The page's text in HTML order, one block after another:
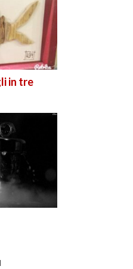
in tre